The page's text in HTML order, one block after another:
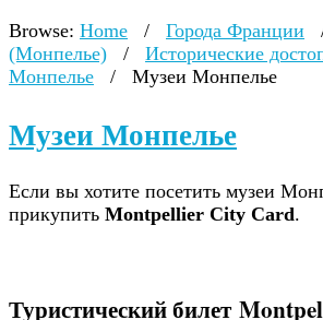
Browse: Home / Города Франции
(Монпелье)
/
Исторические
Монпелье
/ Музеи Монпелье
Музеи Монпелье
Если вы хотите посетить музеи
прикупить Montpellier City Card.
Туристический билет